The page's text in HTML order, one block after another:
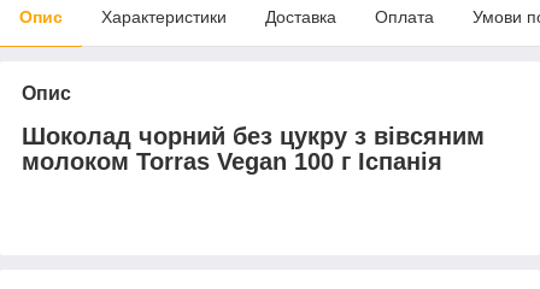
Опис Характеристики Доставка Оплата Умови
Опис
Шоколад чорний без цукру з вівсяним
молоком Torras Vegan 100 г Іспанія